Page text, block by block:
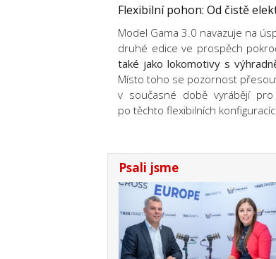
Flexibilní pohon: Od čistě
Model Gama 3.0 navazuje na
druhé edice ve prospěch
také jakolokomotivy s
Místo toho se pozornost
v současné době vyrábějí pro
po těchto flexibilních
Psali jsme